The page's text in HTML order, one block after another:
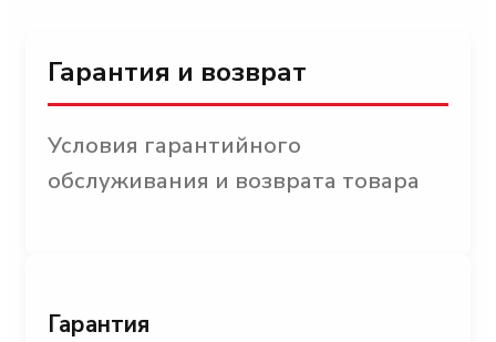
Гарантия и возврат
Условия гарантийного
обслуживания и возврата товара
Гарантия